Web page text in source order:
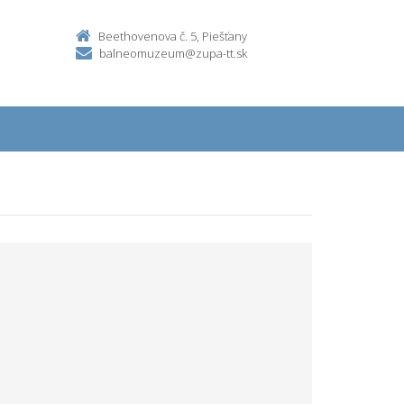
Beethovenova č. 5, Piešťany
balneomuzeum@zupa-tt.sk